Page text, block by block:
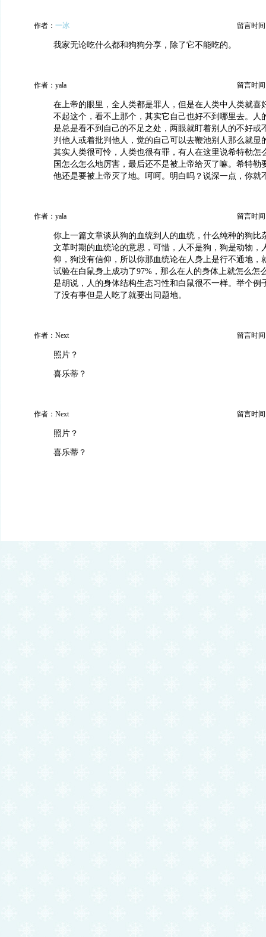
作者： 一冰 留言时间
我家无论吃什么都和狗狗分享，除了它不能吃的。
作者：yala 留言时间
在上帝的眼里，全人类都是罪人，但是在人类中人类就喜
不起这个，看不上那个，其实它自己也好不到哪里去。人
是总是看不到自己的不足之处，两眼就盯着别人的不好或
判他人或着批判他人，觉的自己可以去鞭池别人那么就显
其实人类很可怜，人类也很有罪，有人在这里说希特勒怎
国怎么怎么地厉害，最后还不是被上帝给灭了嘛。希特勒
他还是要被上帝灭了地。呵呵。明白吗？说深一点，你就
作者：yala 留言时间
你上一篇文章谈从狗的血统到人的血统，什么纯种的狗比
文革时期的血统论的意思，可惜，人不是狗，狗是动物，
仰，狗没有信仰，所以你那血统论在人身上是行不通地，
试验在白鼠身上成功了97%，那么在人的身体上就怎么怎
是胡说，人的身体结构生态习性和白鼠很不一样。举个例
了没有事但是人吃了就要出问题地。
作者：Next 留言时间
照片？
喜乐蒂？
作者：Next 留言时间
照片？
喜乐蒂？